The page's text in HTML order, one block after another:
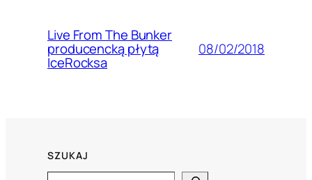
Live From The Bunker
producencką płytą
IceRocksa
08/02/2018
SZUKAJ